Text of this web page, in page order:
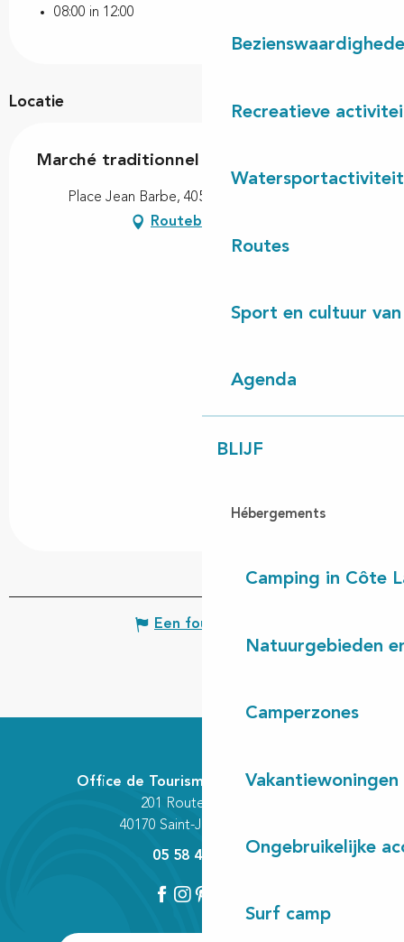
Recreatieve
Routes
Sport en cultuur
Agenda
BLIJF
Hébergements
Camping in Côte
Natuurgebieden
Camperzones
Vakantiewoningen
Ongebruikelijke
Surf camp
08:00 in 12:00
Locatie
Marché traditionnel
Place Jean Barbe, 40560 Vielle-Saint-Girons
Routebeschrijving
Een fout melden
Office de Tourisme Communautaire
201 Route des Lacs
40170 Saint-Julien-en-Born
05 58 42 89 80